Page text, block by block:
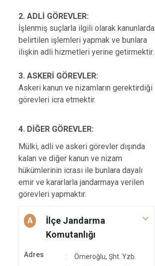
2. ADLİ GÖREVLER:
İşlenmiş suçlarla ilgili olarak kanunlarda
belirtilen işlemleri yapmak ve bunlara
ilişkin adli hizmetleri yerine getirmektir.
3. ASKERİ GÖREVLER:
Askeri kanun ve nizamların gerektirdiği
görevleri icra etmektir.
4. DİĞER GÖREVLER:
Mülki, adli ve askeri görevler dışında
kalan ve diğer kanun ve nizam
hükümlerinin icrası ile bunlara dayalı
emir ve kararlarla jandarmaya verilen
görevleri yapmaktır.
A
İlçe Jandarma
Komutanlığı
Adres
Ömeroğlu, Şht. Yzb.